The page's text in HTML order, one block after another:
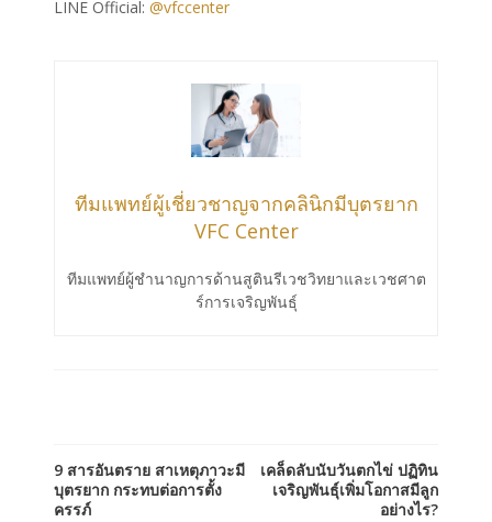
LINE Official: @vfccenter
ทีมแพทย์ผู้เชี่ยวชาญจากคลินิกมีบุตรยาก
VFC Center
ทีมแพทย์ผู้ชำนาญการด้านสูตินรีเวชวิทยาและเวชศาต
ร์การเจริญพันธ์ุ
9 สารอันตราย สาเหตุภาวะมี
บุตรยาก กระทบต่อการตั้ง
ครรภ์
เคล็ดลับนับวันตกไข่ ปฏิทิน
เจริญพันธุ์เพิ่มโอกาสมีลูก
อย่างไร?